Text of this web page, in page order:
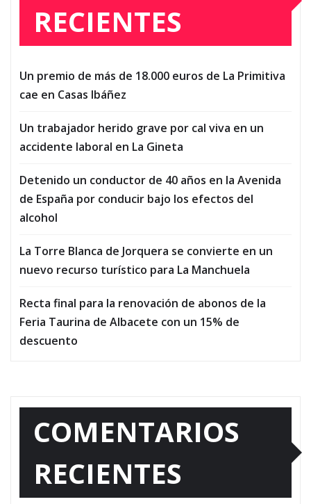
RECIENTES
Un premio de más de 18.000 euros de La Primitiva
cae en Casas Ibáñez
Un trabajador herido grave por cal viva en un
accidente laboral en La Gineta
Detenido un conductor de 40 años en la Avenida
de España por conducir bajo los efectos del
alcohol
La Torre Blanca de Jorquera se convierte en un
nuevo recurso turístico para La Manchuela
Recta final para la renovación de abonos de la
Feria Taurina de Albacete con un 15% de
descuento
COMENTARIOS
RECIENTES